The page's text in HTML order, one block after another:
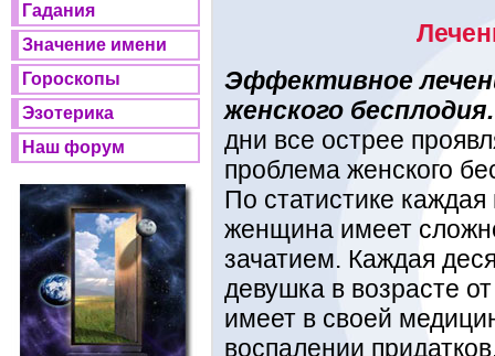
Гадания
Значение имени
Гороскопы
Эзотерика
Наш форум
Эффективное
женского
дни все острее
проблема женского
По статистике каждая
женщина имеет
зачатием. Каждая
девушка в возрасте
имеет в своей
воспалении